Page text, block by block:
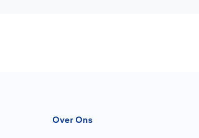
Over Ons